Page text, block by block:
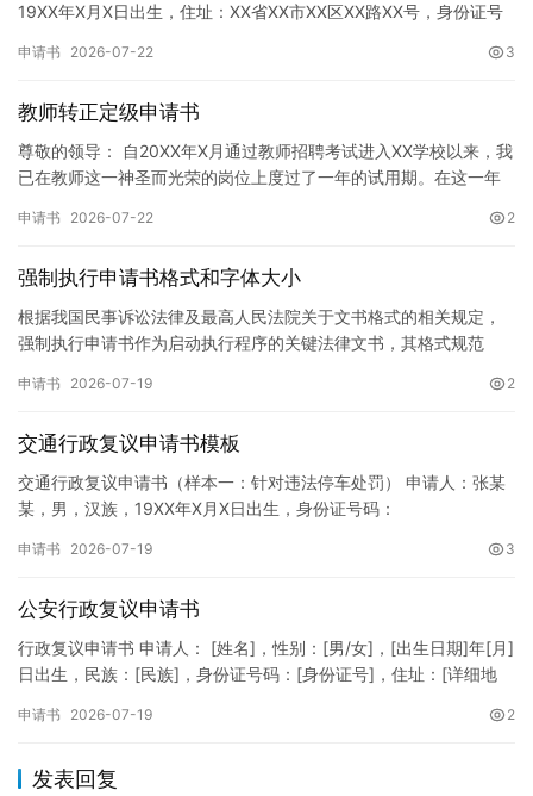
19XX年X月X日出生，住址：XX省XX市XX区XX路XX号，身份证号
申请书 2026-07-22 3
教师转正定级申请书
尊敬的领导： 自20XX年X月通过教师招聘考试进入XX学校以来，我
已在教师这一神圣而光荣的岗位上度过了一年的试用期。在这一年
申请书 2026-07-22 2
强制执行申请书格式和字体大小
根据我国民事诉讼法律及最高人民法院关于文书格式的相关规定，
强制执行申请书作为启动执行程序的关键法律文书，其格式规范
纸张与…
申请书 2026-07-19 2
交通行政复议申请书模板
交通行政复议申请书（样本一：针对违法停车处罚） 申请人：张某
某，男，汉族，19XX年X月X日出生，身份证号码：
申请书 2026-07-19 3
公安行政复议申请书
行政复议申请书 申请人： [姓名]，性别：[男/女]，[出生日期]年[月]
日出生，民族：[民族]，身份证号码：[身份证号]，住址：[详细地
申请书 2026-07-19 2
发表回复